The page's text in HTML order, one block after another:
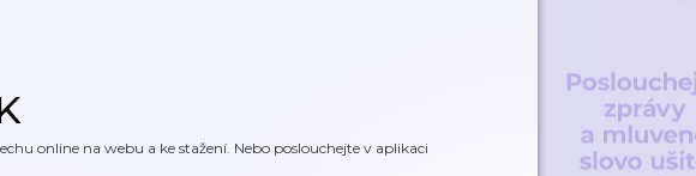
online na webu a ke stažení. Nebo poslouchejte v aplikaci